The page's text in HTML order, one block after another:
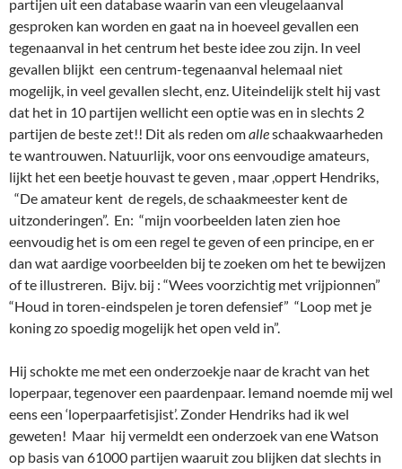
partijen uit een database waarin van een vleugelaanval
gesproken kan worden en gaat na in hoeveel gevallen een
tegenaanval in het centrum het beste idee zou zijn. In veel
gevallen blijkt een centrum-tegenaanval helemaal niet
mogelijk, in veel gevallen slecht, enz. Uiteindelijk stelt hij vast
dat het in 10 partijen wellicht een optie was en in slechts 2
partijen de beste zet!! Dit als reden omalleschaakwaarheden
te wantrouwen. Natuurlijk, voor ons eenvoudige amateurs,
lijkt het een beetje houvast te geven , maar ,oppert Hendriks,
“De amateur kent de regels, de schaakmeester kent de
uitzonderingen”. En: “mijn voorbeelden laten zien hoe
eenvoudig het is om een regel te geven of een principe, en er
dan wat aardige voorbeelden bij te zoeken om het te bewijzen
of te illustreren. Bijv. bij : “Wees voorzichtig met vrijpionnen”
“Houd in toren-eindspelen je toren defensief” “Loop met je
koning zo spoedig mogelijk het open veld in”.
Hij schokte me met een onderzoekje naar de kracht van het
loperpaar, tegenover een paardenpaar. Iemand noemde mij wel
eens een ‘loperpaarfetisjist’. Zonder Hendriks had ik wel
geweten! Maar hij vermeldt een onderzoek van ene Watson
op basis van 61000 partijen waaruit zou blijken dat slechts in